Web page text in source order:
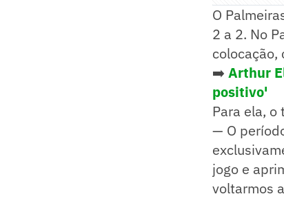
O
2 a 2. No
colocação,
➡️ Arthur
positivo'
Para ela,
— O
jogo e
voltarmos